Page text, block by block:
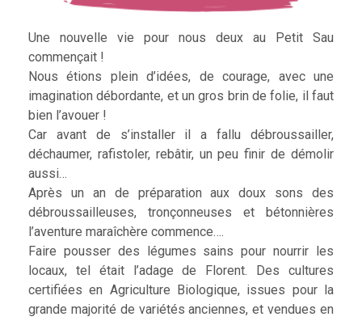
Une nouvelle vie pour nous deux au Petit Sau
commençait !
Nous étions plein d’idées, de courage, avec une
imagination débordante, et un gros brin de folie, il faut
bien l’avouer !
Car avant de s’installer il a fallu débroussailler,
déchaumer, rafistoler, rebâtir, un peu finir de démolir
aussi…
Après un an de préparation aux doux sons des
débroussailleuses, tronçonneuses et bétonnières
l’aventure maraîchère commence….
Faire pousser des légumes sains pour nourrir les
locaux, tel était l’adage de Florent. Des cultures
certifiées en Agriculture Biologique, issues pour la
grande majorité de variétés anciennes, et vendues en